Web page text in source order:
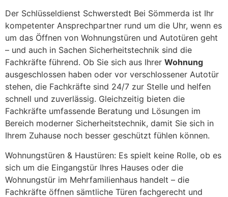
Der Schlüsseldienst Schwerstedt Bei Sömmerda ist Ihr
kompetenter Ansprechpartner rund um die Uhr, wenn es
um das Öffnen von Wohnungstüren und Autotüren geht
– und auch in Sachen Sicherheitstechnik sind die
Fachkräfte führend. Ob Sie sich aus Ihrer Wohnung
ausgeschlossen haben oder vor verschlossener Autotür
stehen, die Fachkräfte sind 24/7 zur Stelle und helfen
schnell und zuverlässig. Gleichzeitig bieten die
Fachkräfte umfassende Beratung und Lösungen im
Bereich moderner Sicherheitstechnik, damit Sie sich in
Ihrem Zuhause noch besser geschützt fühlen können.
Wohnungstüren & Haustüren: Es spielt keine Rolle, ob es
sich um die Eingangstür Ihres Hauses oder die
Wohnungstür im Mehrfamilienhaus handelt – die
Fachkräfte öffnen sämtliche Türen fachgerecht und